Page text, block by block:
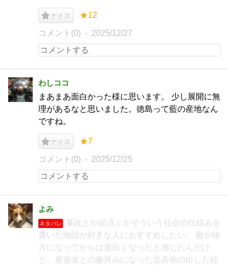
ナイス ★12
コメント(0) 2025/12/27
わしココ
まあまあ面白かった様に思います。 少し展開に無
理があるなと思いました。徳島って藍の産地なん
ですね。
ナイス ★7
コメント(0) 2025/12/25
よみ
ネタバレ
藩政とか経済とかそういう社会の仕組みを
書いた物語が好きな人におすすめしたい。 殿が味
方になってからは面白くなったと感じたんだけ
ど、最後友との板挟みになった忠兵衛の出した結